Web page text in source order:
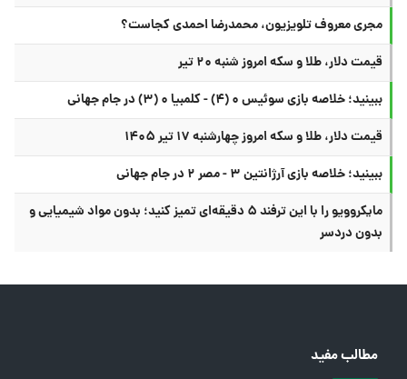
مجری معروف تلویزیون، محمدرضا احمدی کجاست؟
قیمت دلار، طلا و سکه امروز شنبه ۲۰ تیر
ببینید؛ خلاصه بازی سوئیس ۰ (۴) - کلمبیا ۰ (۳) در جام جهانی
قیمت دلار، طلا و سکه امروز چهارشنبه ۱۷ تیر ۱۴۰۵
ببینید؛ خلاصه بازی آرژانتین ۳ - مصر ۲ در جام جهانی
مایکروویو را با این ترفند ۵ دقیقه‌ای تمیز کنید؛ بدون مواد شیمیایی و
بدون دردسر
مطالب مفید